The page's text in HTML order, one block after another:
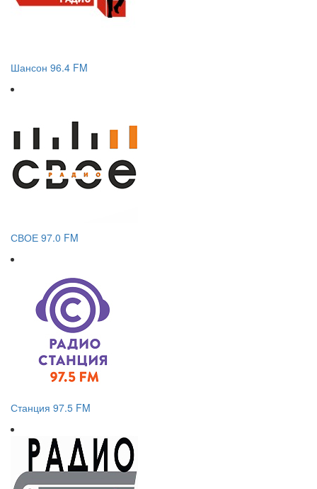
Шансон 96.4 FM
СВОЕ 97.0 FM
Станция 97.5 FM